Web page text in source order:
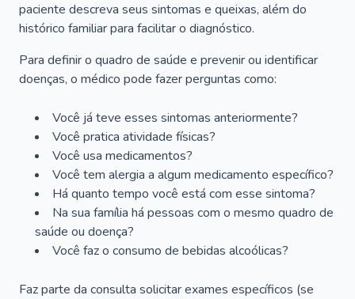
paciente descreva seus sintomas e queixas, além do
histórico familiar para facilitar o diagnóstico.
Para definir o quadro de saúde e prevenir ou identificar
doenças, o médico pode fazer perguntas como:
Você já teve esses sintomas anteriormente?
Você pratica atividade físicas?
Você usa medicamentos?
Você tem alergia a algum medicamento específico?
Há quanto tempo você está com esse sintoma?
Na sua família há pessoas com o mesmo quadro de
saúde ou doença?
Você faz o consumo de bebidas alcoólicas?
Faz parte da consulta solicitar exames específicos (se